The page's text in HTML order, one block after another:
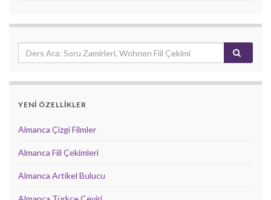
YENİ ÖZELLİKLER
Almanca Çizgi Filmler
Almanca Fiil Çekimleri
Almanca Artikel Bulucu